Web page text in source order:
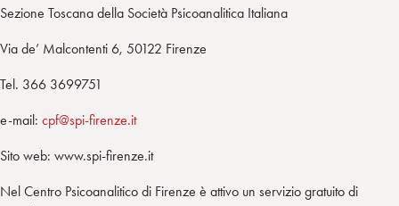
Sezione Toscana della Società Psicoanalitica Italiana
Via de’ Malcontenti 6, 50122 Firenze
Tel. 366 3699751
e-mail: cpf@spi-firenze.it
Sito web: www.spi-firenze.it
Nel Centro Psicoanalitico di Firenze è attivo un servizio gratuito di